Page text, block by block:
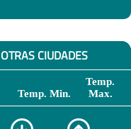
CIUDADES
Temp. Min.
Temp.
Max.